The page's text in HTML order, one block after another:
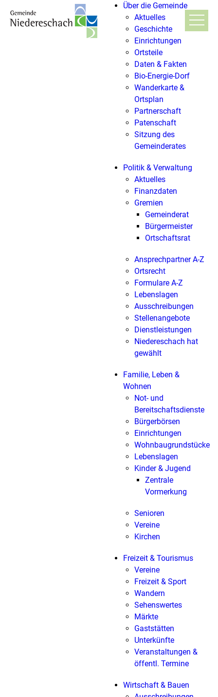
Über die Gemeinde
Aktuelles
Geschichte
Einrichtungen
Ortsteile
Daten & Fakten
Bio-Energie-Dorf
Wanderkarte &
Ortsplan
Partnerschaft
Patenschaft
Sitzung des
Gemeinderates
Politik & Verwaltung
Aktuelles
Finanzdaten
Gremien
Gemeinderat
Bürgermeister
Ortschaftsrat
Ansprechpartner A-Z
Ortsrecht
Formulare A-Z
Lebenslagen
Ausschreibungen
Stellenangebote
Dienstleistungen
Niedereschach hat
gewählt
Familie, Leben &
Wohnen
Not- und
Bereitschaftsdienste
Bürgerbörsen
Einrichtungen
Wohnbaugrundstücke
Lebenslagen
Kinder & Jugend
Zentrale
Vormerkung
Senioren
Vereine
Kirchen
Freizeit & Tourismus
Vereine
Freizeit & Sport
Wandern
Sehenswertes
Märkte
Gaststätten
Unterkünfte
Veranstaltungen &
öffentl. Termine
Wirtschaft & Bauen